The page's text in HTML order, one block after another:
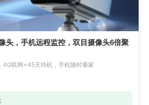
头，手机远程监控，双目摄像头6倍聚
4G联网+45天待机，手机随时看家